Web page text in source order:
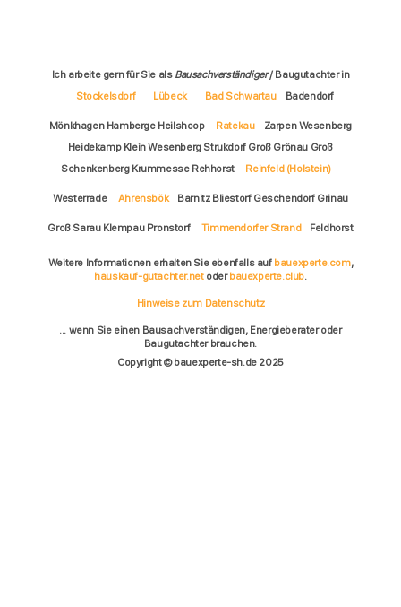
Ich arbeite gern für Sie als Bausachverständiger/ Baugutachter in
Stockelsdorf
Lübeck Bad Schwartau Badendorf
Mönkhagen Hamberge Heilshoop Ratekau
Zarpen Wesenberg
Heidekamp Klein Wesenberg Strukdorf Groß Grönau Groß
Schenkenberg Krummesse Rehhorst
Reinfeld (Holstein)
Westerrade Ahrensbök Barnitz Bliestorf Geschendorf Grinau
Groß Sarau Klempau Pronstorf Timmendorfer Strand Feldhorst
Weitere Informationen erhalten Sie ebenfalls auf bauexperte.com,
hauskauf-gutachter.netoderbauexperte.club.
Hinweise zum Datenschutz
... wenn Sie einen Bausachverständigen, Energieberater oder
Baugutachter brauchen.
Copyright © bauexperte-sh.de 2025